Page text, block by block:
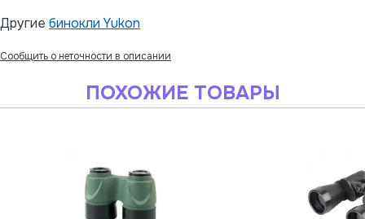
Другие бинокли Yukon
Сообщить о неточности в описании
ПОХОЖИЕ ТОВАРЫ